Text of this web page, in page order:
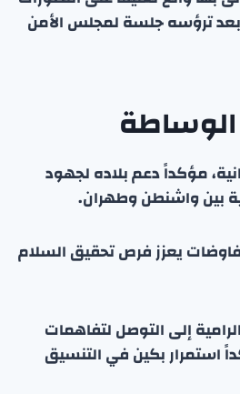
ترؤسه جلسة لمجلس الأمن
الوساطة
مؤكداً دعم بلاده لجهود
بين واشنطن وطهران.
يعزز فرص تحقيق السلام
إلى التوصل لتفاهمات
استمرار بكين في التنسيق